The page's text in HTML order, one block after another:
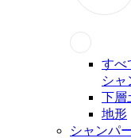
すべ
シャ
下層
地形
シャンパ